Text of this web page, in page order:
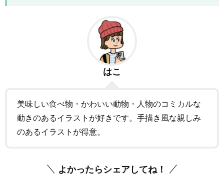
はこ
美味しい食べ物・かわいい動物・人物のコミカルな
動きのあるイラストが好きです。手描き風な親しみ
のあるイラストが得意。
よかったらシェアしてね！